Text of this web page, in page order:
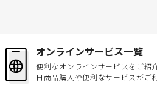
オンラインサービス一覧
便利なオンラインサービスをご紹
日商品購入や便利なサービスがご